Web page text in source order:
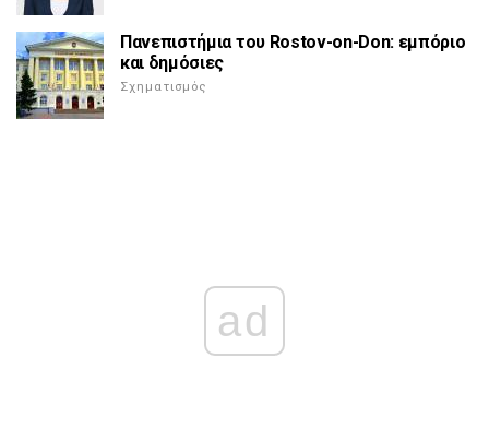
Πανεπιστήμια του Rostov-on-Don: εμπόριο
και δημόσιες
Σχηματισμός
ad